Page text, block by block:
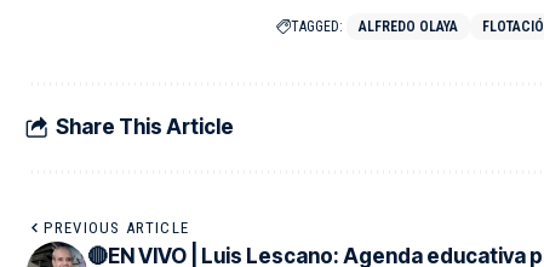
TAGGED: ALFREDO OLAYA
Share This Article
PREVIOUS ARTICLE
🔴EN VIVO | Luis Lescano: Agenda educativa